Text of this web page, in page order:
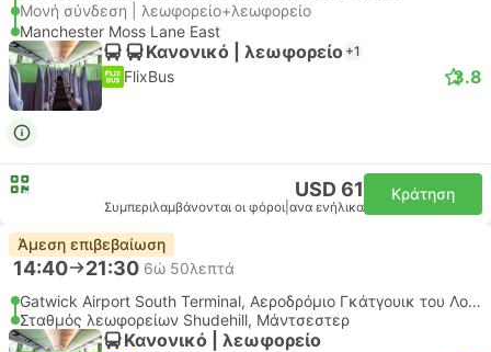
Μονή σύνδεση | λεωφορείο+λεωφορείο
Manchester Moss Lane East
Κανονικό | λεωφορείο +1
FlixBus 3.8
USD 61
Συμπεριλαμβάνονται οι φόροι ανα ενήλικα
Κράτηση
Άμεση επιβεβαίωση
14:40 21:30 6ώ 50λεπτά
Gatwick Airport South Terminal, Αεροδρόμιο Γκάτγουικ του Λονδίνου
Σταθμός λεωφορείων Shudehill, Μάντσεστερ
Κανονικό | λεωφορείο